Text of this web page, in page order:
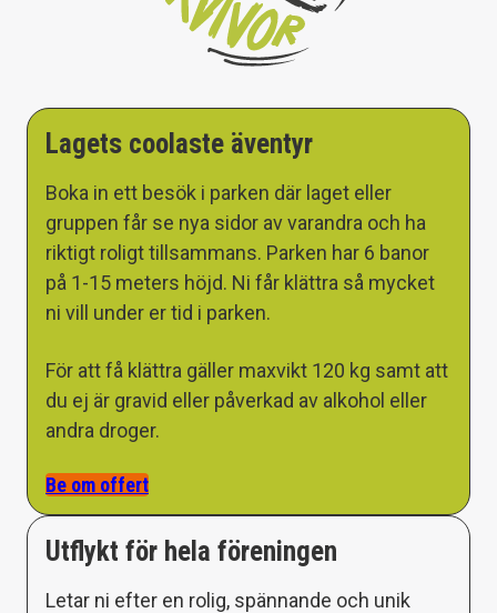
Lagets coolaste äventyr
Boka in ett besök i parken där laget eller
gruppen får se nya sidor av varandra och ha
riktigt roligt tillsammans. Parken har 6 banor
på 1-15 meters höjd. Ni får klättra så mycket
ni vill under er tid i parken.
För att få klättra gäller maxvikt 120 kg samt att
du ej är gravid eller påverkad av alkohol eller
andra droger.
Be om offert
Utflykt för hela föreningen
Letar ni efter en rolig, spännande och unik